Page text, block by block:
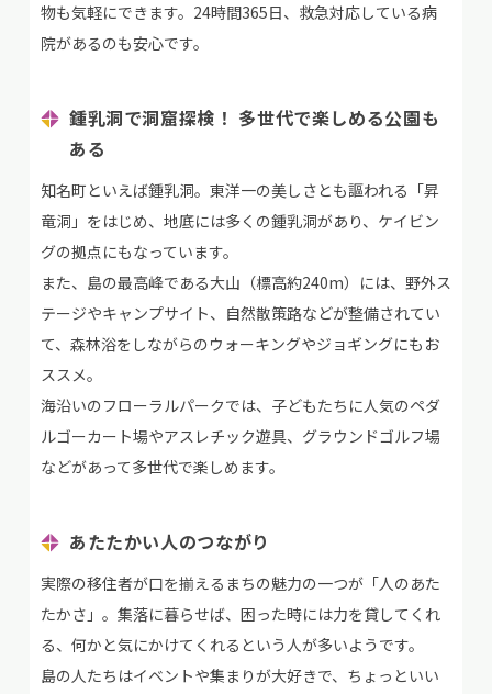
物も気軽にできます。24時間365日、救急対応している病
院があるのも安心です。
鍾乳洞で洞窟探検！ 多世代で楽しめる公園も
ある
知名町といえば鍾乳洞。東洋一の美しさとも謳われる「昇
竜洞」をはじめ、地底には多くの鍾乳洞があり、ケイビン
グの拠点にもなっています。
また、島の最高峰である大山（標高約240m）には、野外ス
テージやキャンプサイト、自然散策路などが整備されてい
て、森林浴をしながらのウォーキングやジョギングにもお
ススメ。
海沿いのフローラルパークでは、子どもたちに人気のペダ
ルゴーカート場やアスレチック遊具、グラウンドゴルフ場
などがあって多世代で楽しめます。
あたたかい人のつながり
実際の移住者が口を揃えるまちの魅力の一つが「人のあた
たかさ」。集落に暮らせば、困った時には力を貸してくれ
る、何かと気にかけてくれるという人が多いようです。
島の人たちはイベントや集まりが大好きで、ちょっといい